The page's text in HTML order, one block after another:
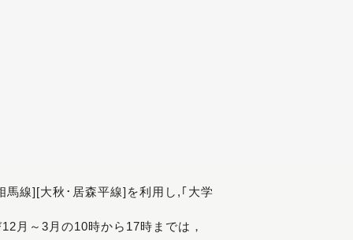
線][大秋･居森平線]を利用し,｢大学
月～3月の10時から17時までは，